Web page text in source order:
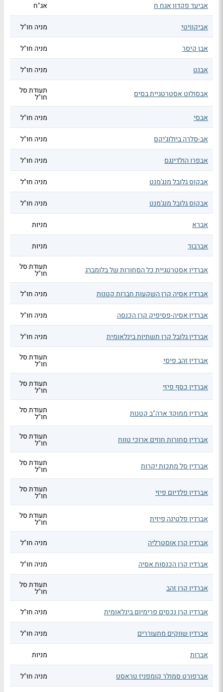
אביעד פקדון אגח ח אג"ח
אביקוויטי מניה חו"ל
אבן קיסר מניה חו"ל
אבנט מניה חו"ל
אבסולוט אסטרטגיית בסיס תעודת סל
חו"ל
אבסי
מניה חו"ל
אב-סלרה ביולוג'יקס מניה חו"ל
אבפרו הולדינגס מניה חו"ל
אבקוס גלובל מנג'מנט מניה חו"ל
אבקוס גלובל מנג'מנט מניה חו"ל
אברא מניות
אברבוך מניות
אברדין אסטרטגיית כל הסחורות של בלומברג תעודת סל
חו"ל
אברדין אסיה קרן השקעות חברות קטנות
מניה חו"ל
אברדין אסיה-פסיפיק קרן הכנסה מניה חו"ל
אברדין גלובל קרן תשתיות בינלאומית מניה חו"ל
אברדין זהב פיסי תעודת סל
חו"ל
אברדין כסף פיזי תעודת סל
חו"ל
אברדין ממוקד ארה"ב קטנות תעודת סל
חו"ל
אברדין סחורות חוזים ארוכי טווח תעודת סל
חו"ל
אברדין סל מתכות יקרות תעודת סל
חו"ל
אברדין פלדיום פיזי תעודת סל
חו"ל
אברדין פלטינה פיזית תעודת סל
חו"ל
אברדין קרן אוסטרליה
מניה חו"ל
אברדין קרן הכנסות אסיה מניה חו"ל
אברדין קרן זהב תעודת סל
חו"ל
אברדין קרן נכסים פרימיום בינלאומית
מניה חו"ל
אברדין שווקים מתעוררים מניה חו"ל
אברות מניות
אברפורט סמולר קומפניז טראסט מניה חו"ל